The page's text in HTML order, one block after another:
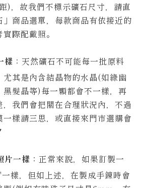
)，故我們不標示礦石尺寸，請直
商品選單，每款商品有依接近的
際配戴照。
樣 ：天然礦石不可能每一批原料
其是內含結晶物的水晶(如綠幽
髮晶等)每一顆都會不一樣，再
我們會把關在合理狀況內，不過
樣請三思，或直接來門市選購會
片一樣 ：正常來說，如果訂製一
樣，但如上述，在製成手鍊時會